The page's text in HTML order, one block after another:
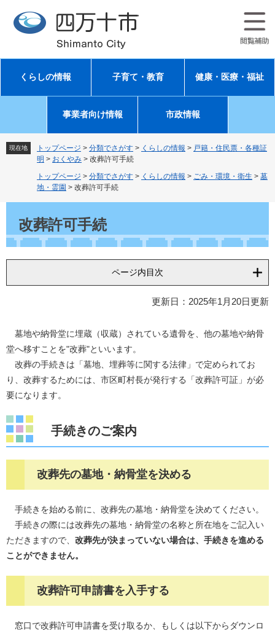
先
す
を
し
文
くらしの情報 子育て・教育 健康・医療・福祉
事業者向け情報 市政情報
現在地 トップページ > 分類でさがす > くらしの情報 > 戸籍・住民票・各種証
明 > おくやみ > 改葬許可手続
トップページ > 分類でさがす > くらしの情報 > ごみ・環境・衛生 > 墓
地・霊園 > 改葬許可手続
改葬許可手続
ページ内目次
更新日：2025年1月20日更新
墓地や納骨堂に埋蔵（収蔵）されている遺骨を、他の墓地や納骨
堂へ移すことを"改葬"といいます。
改葬の手続きは「墓地、埋葬等に関する法律」で定められてお
り、改葬するためには、市区町村長が発行する「改葬許可証」が必
要になります。
手続きのご案内
改葬先の墓地・納骨堂を決める
手続きを始める前に、改葬先の墓地・納骨堂を決めてください。
手続きの際には改葬先の墓地・納骨堂の名称と所在地をご記入い
ただきますので、 改葬先が決まっていない場合は、手続きを進める
ことができません。
改葬許可申請書を入手する
窓口で改葬許可申請書を受け取るか、もしくは以下からダウンロ